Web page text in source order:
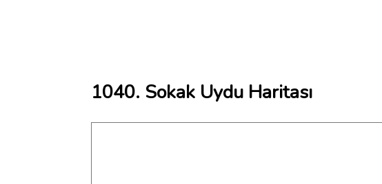
1040. Sokak Uydu Haritası